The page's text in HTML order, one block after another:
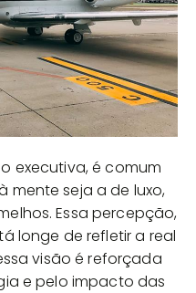
executiva, é comum
mente seja a de luxo,
Essa percepção,
longe de refletir a real
visão é reforçada
e pelo impacto das